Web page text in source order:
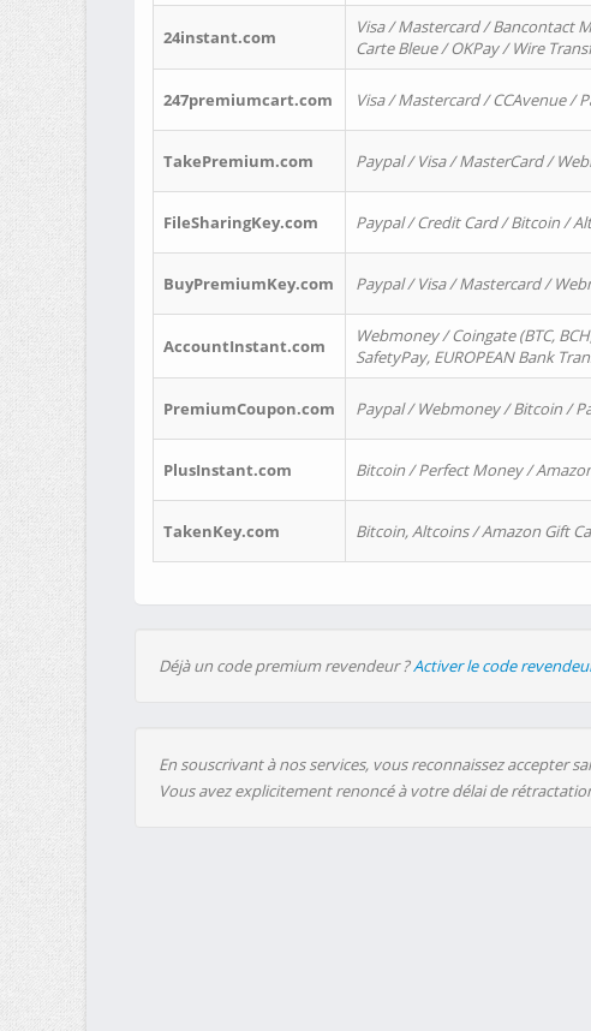
24instant.com
Visa / Mastercard / Bancontact
Carte Bleue / OKPay / Wire
247premiumcart.com Visa / Mastercard / CCAvenue /
TakePremium.com Paypal / Visa / MasterCard /
FileSharingKey.com Paypal / Credit Card / Bitcoin /
BuyPremiumKey.com Paypal / Visa / Mastercard /
AccountInstant.com
Webmoney / Coingate (BTC,
SafetyPay, EUROPEAN Bank
PremiumCoupon.com Paypal / Webmoney / Bitcoin /
PlusInstant.com Bitcoin / Perfect Money /
TakenKey.com Bitcoin, Altcoins / Amazon Gift
Déjà un code premium revendeur ?Activer le code
En souscrivant à nos services, vous reconnaissez accepter
Vous avez explicitement renoncé à votre délai de